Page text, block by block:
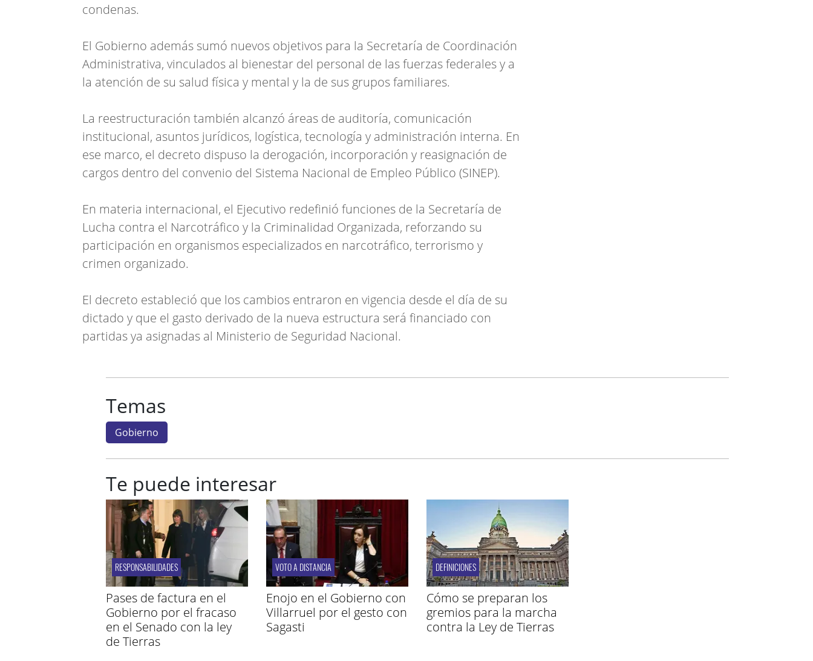
condenas.
El Gobierno además sumó nuevos objetivos para la Secretaría de Coordinación
Administrativa, vinculados al bienestar del personal de las fuerzas federales y a
la atención de su salud física y mental y la de sus grupos familiares.
La reestructuración también alcanzó áreas de auditoría, comunicación
institucional, asuntos jurídicos, logística, tecnología y administración interna. En
ese marco, el decreto dispuso la derogación, incorporación y reasignación de
cargos dentro del convenio del Sistema Nacional de Empleo Público (SINEP).
En materia internacional, el Ejecutivo redefinió funciones de la Secretaría de
Lucha contra el Narcotráfico y la Criminalidad Organizada, reforzando su
participación en organismos especializados en narcotráfico, terrorismo y
crimen organizado.
El decreto estableció que los cambios entraron en vigencia desde el día de su
dictado y que el gasto derivado de la nueva estructura será financiado con
partidas ya asignadas al Ministerio de Seguridad Nacional.
Temas
Gobierno
Te puede interesar
RESPONSABILIDADES
Pases de factura en el
Gobierno por el fracaso
en el Senado con la ley
de Tierras
VOTO A DISTANCIA
Enojo en el Gobierno con
Villarruel por el gesto con
Sagasti
DEFINICIONES
Cómo se preparan los
gremios para la marcha
contra la Ley de Tierras